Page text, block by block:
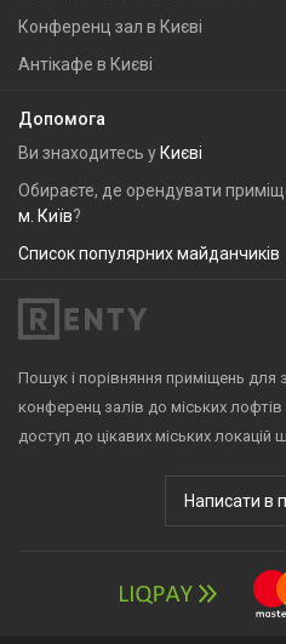
Конференц зал в Києві
Антікафе в Києві
Допомога
Ви знаходитесь у Києві
Обираєте, де орендувати
м. Київ?
Список популярних майданчиків
Пошук і порівняння приміщень для
конференц залів до міських
доступ до цікавих міських
Написати в